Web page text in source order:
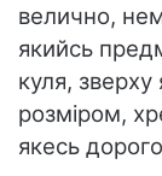
велично,
якийсь
куля,
розміром,
якесь